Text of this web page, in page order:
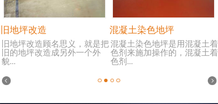
旧地坪改造
旧地坪改造顾名思义，就是把
旧的地坪改造成另外一个外
貌...
混凝土染色地坪
混凝土染色地坪是用混凝土着
色剂来施加操作的，混凝土着
色剂...